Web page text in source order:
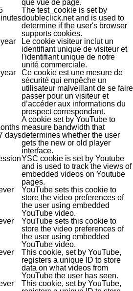
que vue de page.
The test_cookie is set by
doubleclick.net and is used to
determine if the user's browser
supports cookies.
Le cookie visiteur inclut un
identifiant unique de visiteur et
l'identifiant unique de notre
unité commerciale.
Ce cookie est une mesure de
sécurité qui empêche un
utilisateur malveillant de se faire
passer pour un visiteur et
d’accéder aux informations du
prospect correspondant.
days
A cookie set by YouTube to
measure bandwidth that
determines whether the user
gets the new or old player
interface.
YSC cookie is set by Youtube
and is used to track the views of
embedded videos on Youtube
pages.
YouTube sets this cookie to
store the video preferences of
the user using embedded
YouTube video.
YouTube sets this cookie to
store the video preferences of
the user using embedded
YouTube video.
This cookie, set by YouTube,
registers a unique ID to store
data on what videos from
YouTube the user has seen.
This cookie, set by YouTube,